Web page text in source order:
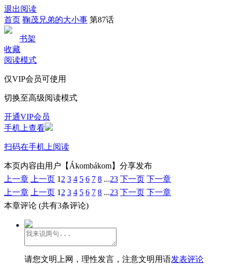
退出阅读
首页 鞠茂兄弟的大小事 第87话
书架
收藏
阅读模式
仅VIP会员可使用
切换至高级阅读模式
开通VIP会员
手机上查看
扫码在手机上阅读
本页内容由用户【Ákombákom】分享发布
上一章
上一页 1 2 3 4 5 6 7 8 ...23 下一页 下一章
上一章
上一页 1 2 3 4 5 6 7 8 ...23 下一页 下一章
本章评论 (共有3条评论)
请您文明上网，理性发言，注意文明用语发表评论